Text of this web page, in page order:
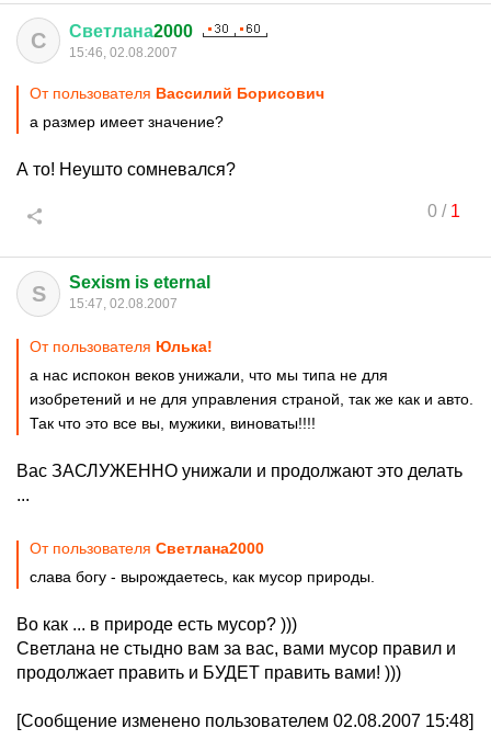
С Светлана2000
15:46, 02.08.2007
От пользователя Вассилий Борисович
а размер имеет значение?
А то! Неушто сомневался?
0/ 1
S Sexism is eternal
15:47, 02.08.2007
От пользователя Юлька!
а нас испокон веков унижали, что мы типа не для
изобретений и не для управления страной, так же как и авто.
Так что это все вы, мужики, виноваты!!!!
Вас ЗАСЛУЖЕННО унижали и продолжают это делать
...
От пользователя Светлана2000
слава богу - вырождаетесь, как мусор природы.
Во как ... в природе есть мусор? )))
Светлана не стыдно вам за вас, вами мусор правил и
продолжает править и БУДЕТ править вами! )))
[Сообщение изменено пользователем 02.08.2007 15:48]